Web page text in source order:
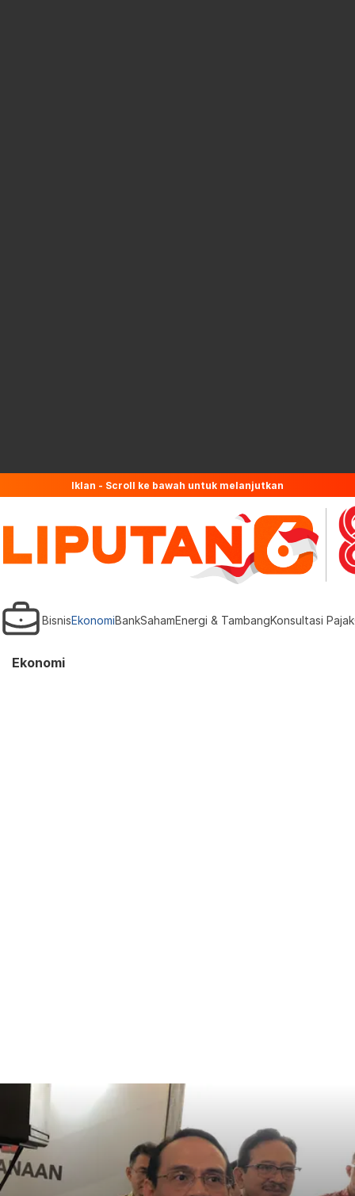
Iklan - Scroll ke bawah untuk melanjutkan
BisnisEkonomiBankSahamEnergi & TambangKonsultasi Pajak
Ekonomi